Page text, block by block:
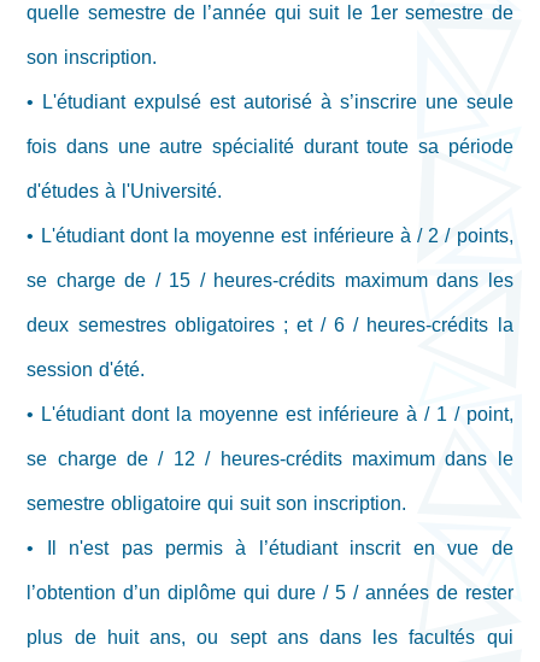
quelle semestre de l’année qui suit le 1er semestre de
son inscription.
• L'étudiant expulsé est autorisé à s’inscrire une seule
fois dans une autre spécialité durant toute sa période
d'études à l'Université.
• L'étudiant dont la moyenne est inférieure à / 2 / points,
se charge de / 15 / heures-crédits maximum dans les
deux semestres obligatoires ; et / 6 / heures-crédits la
session d'été.
• L'étudiant dont la moyenne est inférieure à / 1 / point,
se charge de / 12 / heures-crédits maximum dans le
semestre obligatoire qui suit son inscription.
• Il n'est pas permis à l’étudiant inscrit en vue de
l’obtention d’un diplôme qui dure / 5 / années de rester
plus de huit ans, ou sept ans dans les facultés qui